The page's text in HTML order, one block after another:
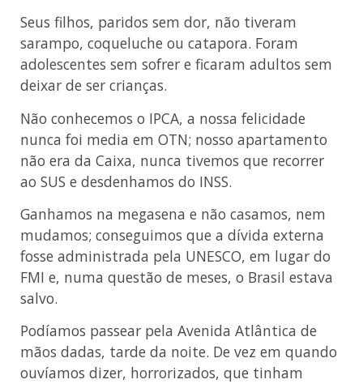
Seus filhos, paridos sem dor, não tiveram
sarampo, coqueluche ou catapora. Foram
adolescentes sem sofrer e ficaram adultos sem
deixar de ser crianças.
Não conhecemos o IPCA, a nossa felicidade
nunca foi media em OTN; nosso apartamento
não era da Caixa, nunca tivemos que recorrer
ao SUS e desdenhamos do INSS.
Ganhamos na megasena e não casamos, nem
mudamos; conseguimos que a dívida externa
fosse administrada pela UNESCO, em lugar do
FMI e, numa questão de meses, o Brasil estava
salvo.
Podíamos passear pela Avenida Atlântica de
mãos dadas, tarde da noite. De vez em quando
ouvíamos dizer, horrorizados, que tinham